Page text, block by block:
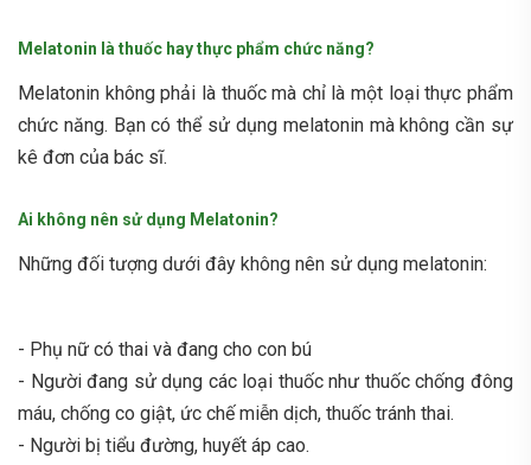
Melatonin là thuốc hay thực phẩm chức năng?
Melatonin không phải là thuốc mà chỉ là một loại thực phẩm
chức năng. Bạn có thể sử dụng melatonin mà không cần sự
kê đơn của bác sĩ.
Ai không nên sử dụng Melatonin?
Những đối tượng dưới đây không nên sử dụng melatonin:
- Phụ nữ có thai và đang cho con bú
- Người đang sử dụng các loại thuốc như thuốc chống đông
máu, chống co giật, ức chế miễn dịch, thuốc tránh thai.
- Người bị tiểu đường, huyết áp cao.